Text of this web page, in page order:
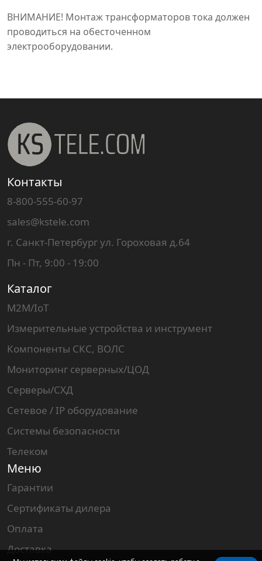
ВНИМАНИЕ! Монтаж трансформаторов тока должен
проводиться на обесточенном
электрооборудовании.
Каталог
M2M/IoT
Измерительные устройства и инструмент
Компоненты СКС, ВОЛС
Мониторинг серверных/ЦОД
Серверы/СХД
Сетевое / IP оборудование
Системы безопасности
Телеком
Меню
Гарантии
Сертификаты дилера
Оплата
Доставка
Контакты
8-800-555-60-97
sales@kstele.com
г. Санкт-Петербург ул. Гороховая д.64
Пн - Пт, 9:00 - 19:00